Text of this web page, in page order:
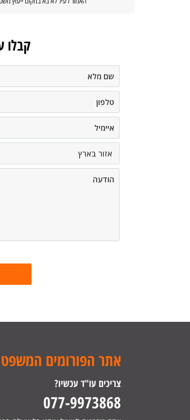
קבלו
אתר הפורומים
צריכים עו"ד עכשיו?
077-9973868